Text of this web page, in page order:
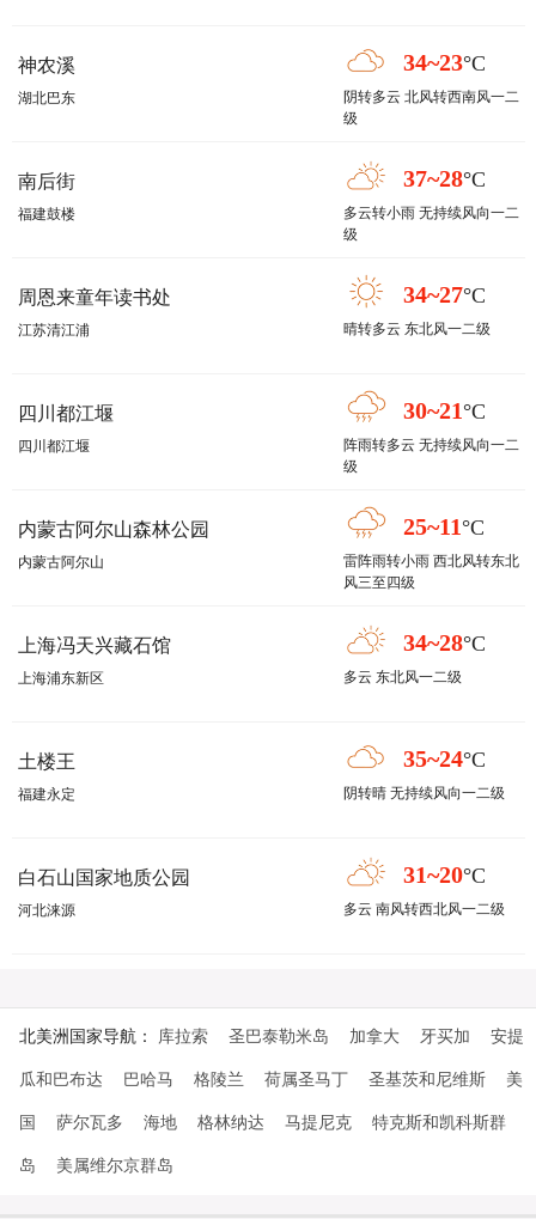
神农溪
湖北巴东
34~23°C
阴转多云 北风转西南风一二
级
南后街
福建鼓楼
37~28°C
多云转小雨 无持续风向一二
级
周恩来童年读书处
江苏清江浦
34~27°C
晴转多云 东北风一二级
四川都江堰
四川都江堰
30~21 °C
阵雨转多云 无持续风向一二
级
内蒙古阿尔山森林公园
内蒙古阿尔山
25~11 °C
雷阵雨转小雨 西北风转东北
风三至四级
上海冯天兴藏石馆
上海浦东新区
34~28°C
多云 东北风一二级
土楼王
福建永定
35~24°C
阴转晴 无持续风向一二级
白石山国家地质公园
河北涞源
31~20°C
多云 南风转西北风一二级
北美洲国家导航： 库拉索 圣巴泰勒米岛 加拿大 牙买加 安提
瓜和巴布达 巴哈马 格陵兰 荷属圣马丁 圣基茨和尼维斯 美
国 萨尔瓦多 海地 格林纳达 马提尼克 特克斯和凯科斯群
岛 美属维尔京群岛